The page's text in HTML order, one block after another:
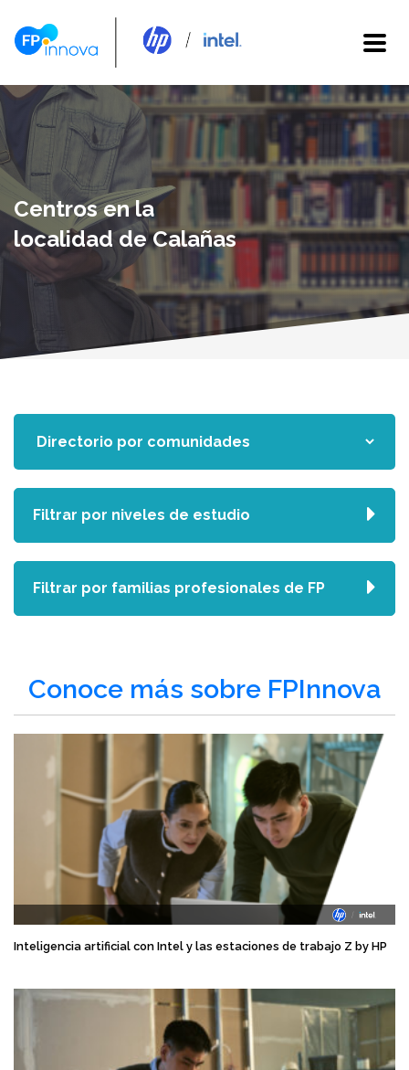
Centros en la
localidad de Calañas
Conoce más sobre FPInnova
Inteligencia artificial con Intel y las estaciones de trabajo Z by HP
Filtrar por niveles de estudio
Filtrar por familias profesionales de FP